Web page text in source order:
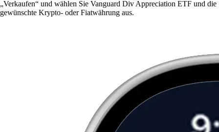
„Verkaufen“ und wählen Sie Vanguard Div Appreciation ETF und die
gewünschte Krypto- oder Fiatwährung aus.